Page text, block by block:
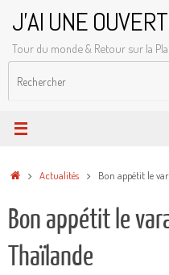
contenu
J'AI UNE
Tour du monde & Retour sur la
AccueilActualités Bon appétit le
Bon appétit le
Thaïlande